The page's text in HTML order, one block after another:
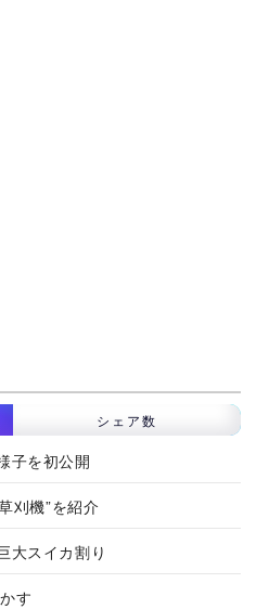
シェア数
子を初公開
刈機”を紹介
大スイカ割り
す